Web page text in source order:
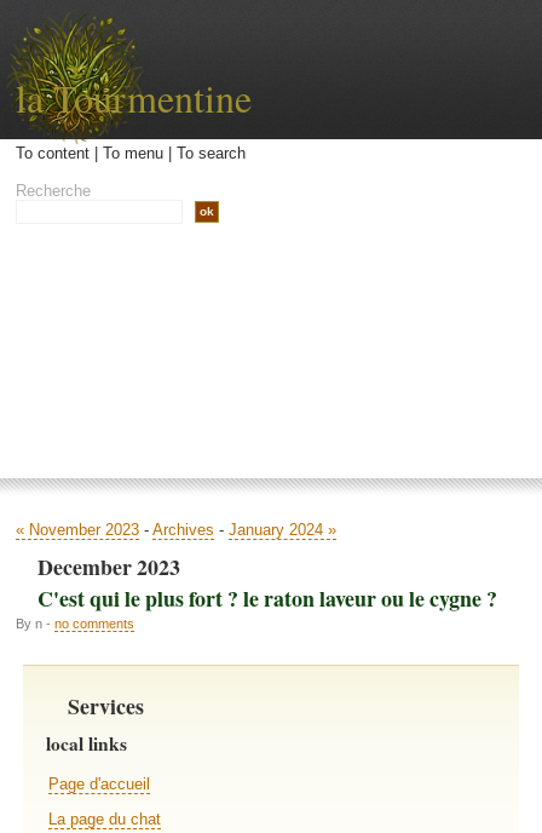
la Tourmentine
To content| To menu| To search
Recherche
« November 2023 - Archives - January 2024 »
December 2023
C'est qui le plus fort ? le raton laveur ou le cygne ?
By n - no comments
Services
local links
Page d'accueil
La page du chat